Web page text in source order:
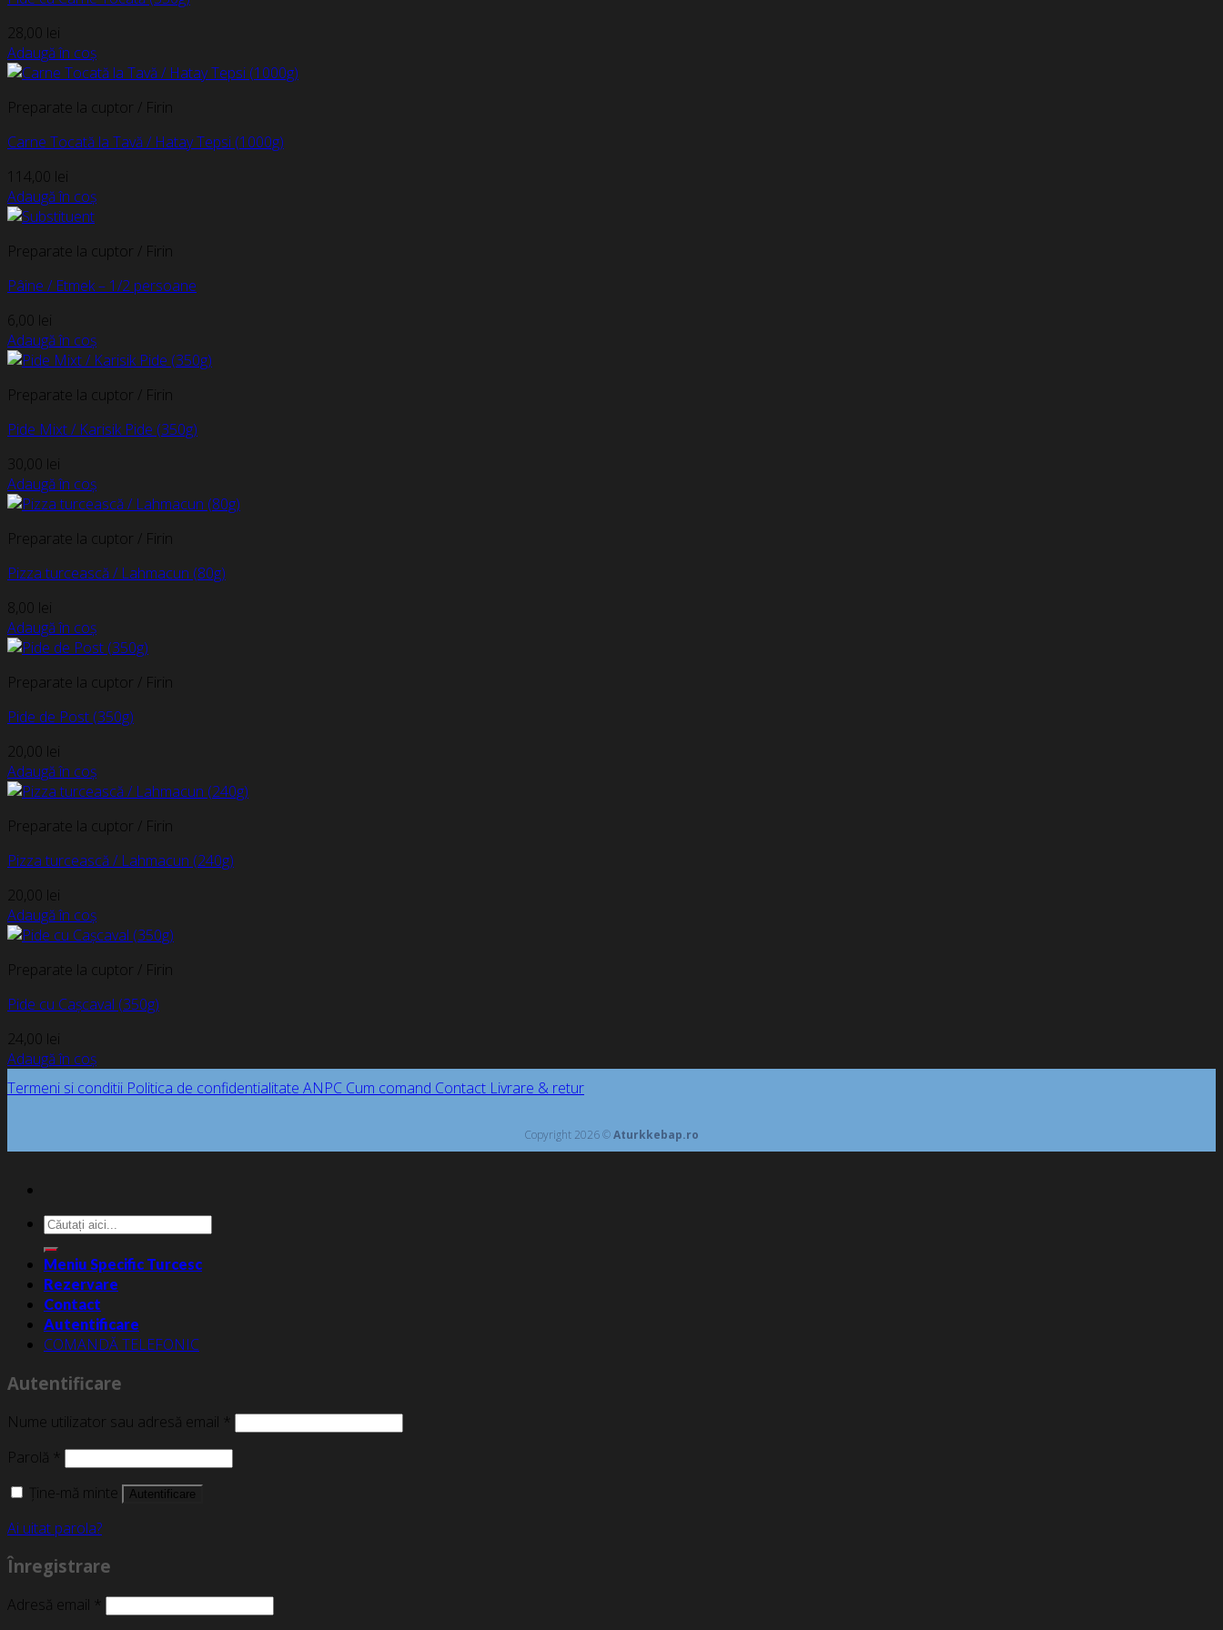
28,00 lei
Adaugă în coș
Preparate la cuptor / Firin
Carne Tocată la Tavă / Hatay Tepsi (1000g)
114,00 lei
Adaugă în coș
Preparate la cuptor / Firin
Pâine / Etmek – 1/2 persoane
6,00 lei
Adaugă în coș
Preparate la cuptor / Firin
Pide Mixt / Karisik Pide (350g)
30,00 lei
Adaugă în coș
Preparate la cuptor / Firin
Pizza turcească / Lahmacun (80g)
8,00 lei
Adaugă în coș
Preparate la cuptor / Firin
Pide de Post (350g)
20,00 lei
Adaugă în coș
Preparate la cuptor / Firin
Pizza turcească / Lahmacun (240g)
20,00 lei
Adaugă în coș
Preparate la cuptor / Firin
Pide cu Cașcaval (350g)
24,00 lei
Adaugă în coș
Termeni si conditii Politica de confidentialitate ANPC Cum comand Contact Livrare & retur
Copyright 2026 ©Aturkkebap.ro
Caută
după:
Meniu Specific Turcesc
Rezervare
Contact
Autentificare
COMANDĂ TELEFONIC
Autentificare
Nume utilizator sau adresă email *
Parolă *
Ține-mă minte
Autentificare
Ai uitat parola?
Înregistrare
Adresă email *